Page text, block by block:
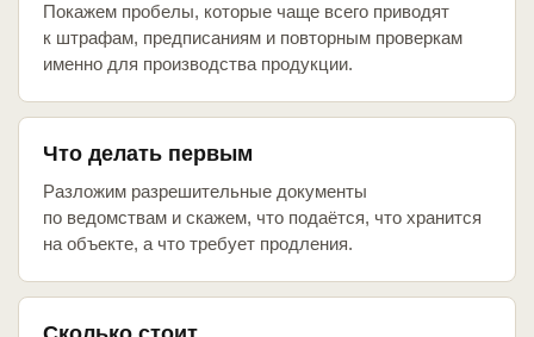
Покажем пробелы, которые чаще всего приводят
к штрафам, предписаниям и повторным проверкам
именно для производства продукции.
Что делать первым
Разложим разрешительные документы
по ведомствам и скажем, что подаётся, что хранится
на объекте, а что требует продления.